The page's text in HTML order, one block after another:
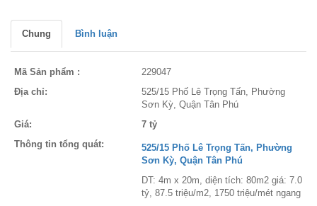
Chung Bình luận
Mã Sản phẩm :
229047
Địa chỉ:
525/15 Phố Lê Trọng Tấn, Phường
Sơn Kỳ, Quận Tân Phú
Giá:
7 tỷ
Thông tin tổng quát:
525/15 Phố Lê Trọng Tấn, Phường
Sơn Kỳ, Quận Tân Phú
DT: 4m x 20m, diện tích: 80m2 giá: 7.0
tỷ, 87.5 triệu/m2, 1750 triệu/mét ngang